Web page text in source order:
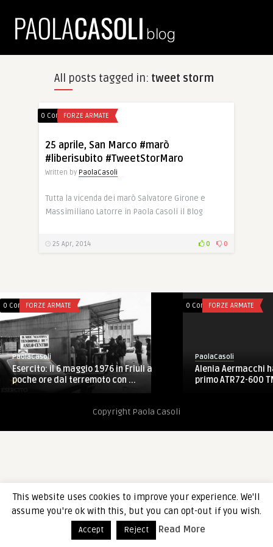
All posts tagged in: tweet storm
0 CommentsFORZE ARMATE
25 aprile, San Marco #marò
#liberisubito #TweetStorMaro
Written by PaolaCasoli
Tutta la vicenda dei marò Salvatore Girone e
Massimiliano Latorre in Paola Casoli il Blog
25 Apr, 2014 0 0
0 CommentsFORZE ARMATE
PaolaCasoli
Esercito: il 6 maggio 1976 in Friuli a
poche ore dal terremoto con ...
0 CommentsFORZE ARMATE
PaolaCasoli
Alenia Aermacchi
primo ATR72-600
Copyright Paola Casoli
This website uses cookies to improve your experience. We'll
assume you're ok with this, but you can opt-out if you wish.
Accept Reject Read More